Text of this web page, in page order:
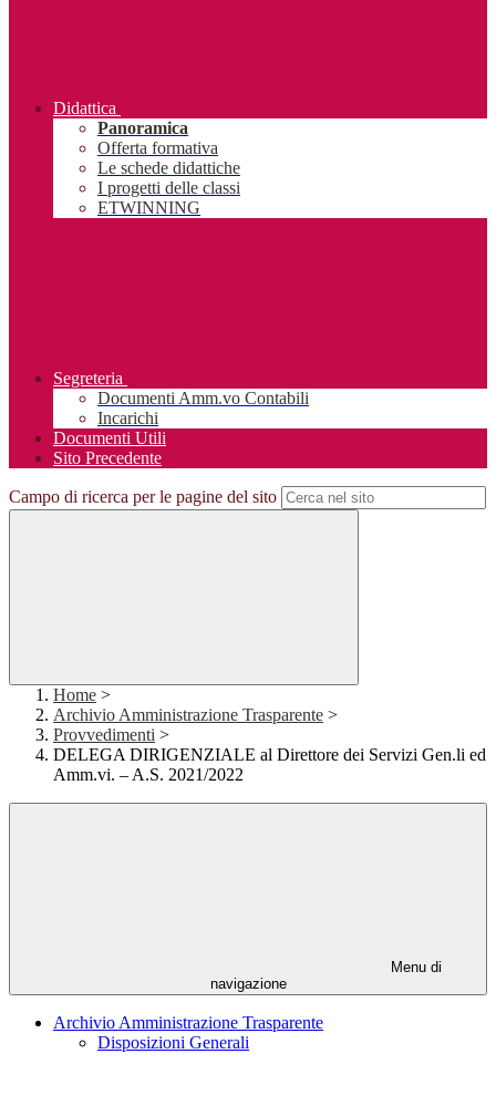
Didattica
Panoramica
Offerta formativa
Le schede didattiche
I progetti delle classi
ETWINNING
Segreteria
Documenti Amm.vo Contabili
Incarichi
Documenti Utili
Sito Precedente
Campo di ricerca per le pagine del sito
Home >
Archivio Amministrazione Trasparente >
Provvedimenti >
DELEGA DIRIGENZIALE al Direttore dei Servizi Gen.li ed
Amm.vi. – A.S. 2021/2022
Menu di
navigazione
Archivio Amministrazione Trasparente
Disposizioni Generali